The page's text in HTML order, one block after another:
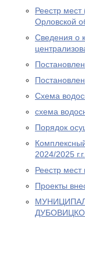
Реестр
Орловской
Сведения о
Схема
схема
Порядок
2024/2025 г.г.
Реестр
Проекты